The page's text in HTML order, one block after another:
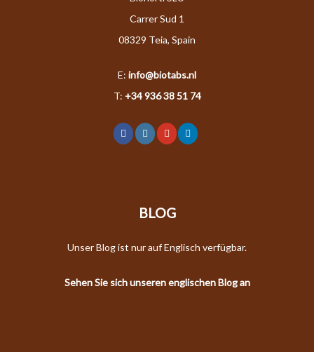
Carrer Sud 1
08329 Teia, Spain
E: info@biotabs.nl
T: +34 936 38 51 74
BLOG
Unser Blog ist nur auf Englisch verfügbar.
Sehen Sie sich unseren englischen Blog an